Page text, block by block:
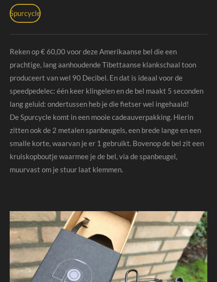
Spurcycle
Reken op € 60,00 voor deze Amerikaanse bel die een
prachtige, lang aanhoudende Tibettaanse klankschaal toon
produceert van wel 90 Decibel. En dat is ideaal voor de
speedpedelec: één keer klingelen en de bel maakt 5 seconden
lang geluid: ondertussen heb je die fietser wel ingehaald!
De Spurcycle komt in een mooie cadeauverpakking. Hierin
zitten ook de 2 metalen spanbeugels, een brede lange en een
smalle korte, waarvan je er 1 gebruikt. Bovenop de bel zit een
kruiskopboutje waarmee je de bel, via de spanbeugel,
muurvast om je stuur laat klemmen.